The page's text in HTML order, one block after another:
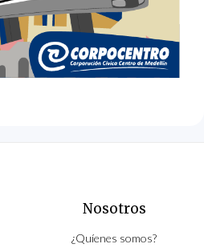
Nosotros
¿Quíenes somos?